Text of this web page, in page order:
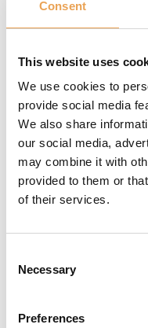
Consent
This website uses
We use cookies to
provide social media
We also share
our social media,
may combine it with
provided to them or
of their services.
Selection
Necessary
Preferences
Ourestaurez la
déjà
Options>
système>
Consultez
cet article de
pour obtenir
d'informations
restauration.